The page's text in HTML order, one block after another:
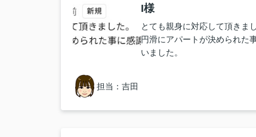
I様
とても親身に対応して頂きまし
円滑にアパートが決められた
いました。
担当：吉田